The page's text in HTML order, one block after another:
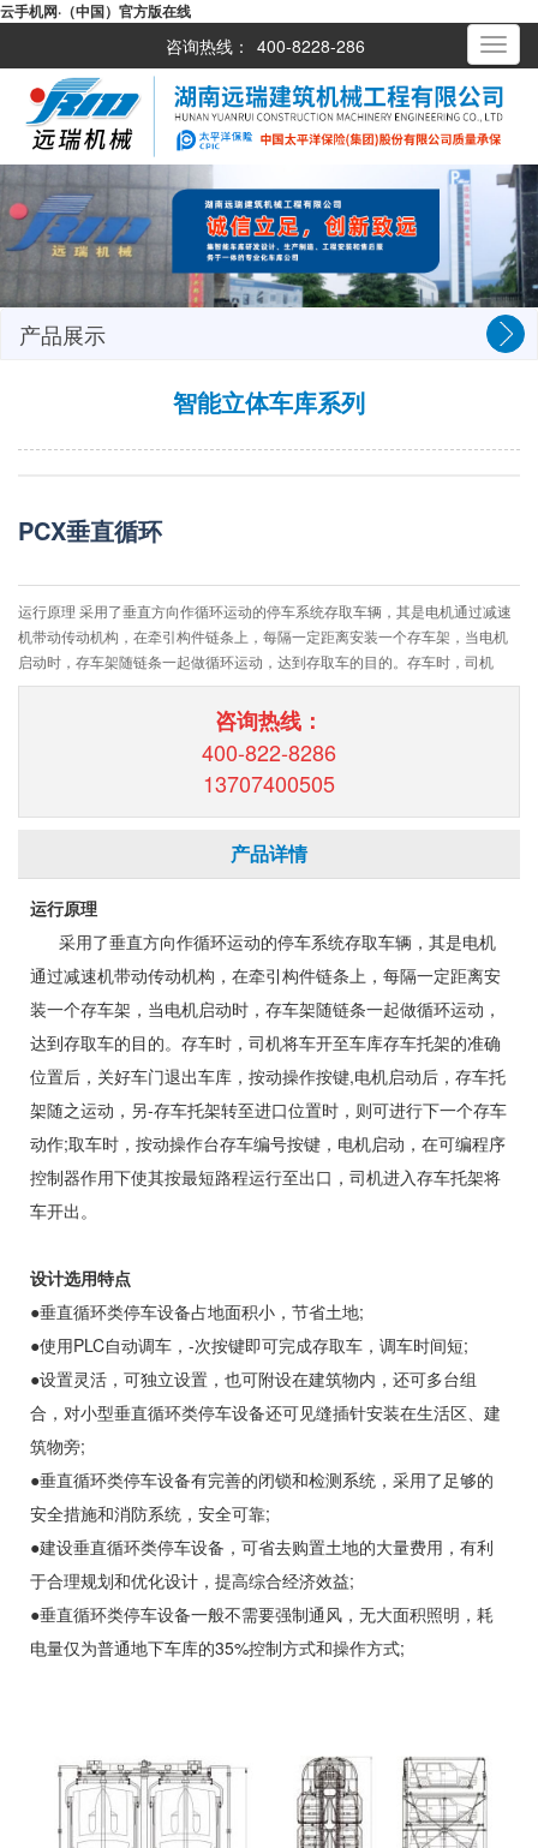
云手机网·（中国）官方版在线
咨询热线： 400-8228-286
产品展示
智能立体车库系列
PCX垂直循环
运行原理 采用了垂直方向作循环运动的停车系统存取车辆，其是电机通过减速
机带动传动机构，在牵引构件链条上，每隔一定距离安装一个存车架，当电机
启动时，存车架随链条一起做循环运动，达到存取车的目的。存车时，司机
咨询热线：
400-822-8286
13707400505
产品详情
运行原理
采用了垂直方向作循环运动的停车系统存取车辆，其是电机
通过减速机带动传动机构，在牵引构件链条上，每隔一定距离安
装一个存车架，当电机启动时，存车架随链条一起做循环运动，
达到存取车的目的。存车时，司机将车开至车库存车托架的准确
位置后，关好车门退出车库，按动操作按键,电机启动后，存车托
架随之运动，另-存车托架转至进口位置时，则可进行下一个存车
动作;取车时，按动操作台存车编号按键，电机启动，在可编程序
控制器作用下使其按最短路程运行至出口，司机进入存车托架将
车开出。
设计选用特点
●垂直循环类停车设备占地面积小，节省土地;
●使用PLC自动调车，-次按键即可完成存取车，调车时间短;
●设置灵活，可独立设置，也可附设在建筑物内，还可多台组
合，对小型垂直循环类停车设备还可见缝插针安装在生活区、建
筑物旁;
●垂直循环类停车设备有完善的闭锁和检测系统，采用了足够的
安全措施和消防系统，安全可靠;
●建设垂直循环类停车设备，可省去购置土地的大量费用，有利
于合理规划和优化设计，提高综合经济效益;
●垂直循环类停车设备一般不需要强制通风，无大面积照明，耗
电量仅为普通地下车库的35%控制方式和操作方式;
Toggle